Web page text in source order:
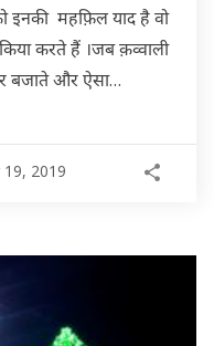
इनकी महफ़िल याद है वो
करते हैं ।जब क़व्वाली
बजाते और ऐसा…
2019